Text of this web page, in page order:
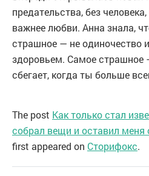
предательства, без
важнее любви. Анна знала,
страшное — не одиночество
здоровьем. Самое страшное
сбегает, когда ты больше
The post Как только стал
собрал вещи и оставил меня
first appeared on Сторифокс.